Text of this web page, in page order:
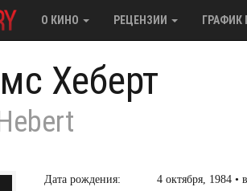
О КИНО РЕЦЕНЗИИ ГРАФИК
Хеберт
Дата рождения: 4 октября, 1984 •